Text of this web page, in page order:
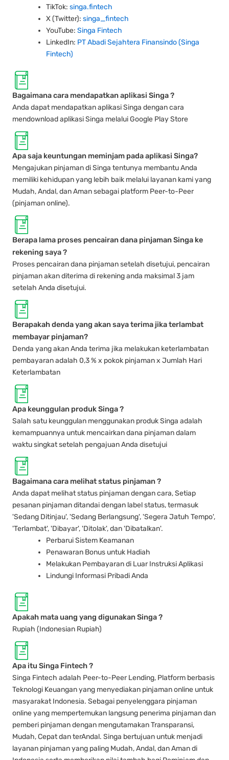
TikTok: singa.fintech
X (Twitter): singa_fintech
YouTube: Singa Fintech
LinkedIn: PT Abadi Sejahtera Finansindo (Singa
Fintech)
Bagaimana cara mendapatkan aplikasi Singa ?
Anda dapat mendapatkan aplikasi Singa dengan cara
mendownload aplikasi Singa melalui Google Play Store
Apa saja keuntungan meminjam pada aplikasi Singa?
Mengajukan pinjaman di Singa tentunya membantu Anda
memiliki kehidupan yang lebih baik melalui layanan kami yang
Mudah, Andal, dan Aman sebagai platform Peer-to-Peer
(pinjaman online).
Berapa lama proses pencairan dana pinjaman Singa ke
rekening saya ?
Proses pencairan dana pinjaman setelah disetujui, pencairan
pinjaman akan diterima di rekening anda maksimal 3 jam
setelah Anda disetujui.
Berapakah denda yang akan saya terima jika terlambat
membayar pinjaman?
Denda yang akan Anda terima jika melakukan keterlambatan
pembayaran adalah 0,3 % x pokok pinjaman x Jumlah Hari
Keterlambatan
Apa keunggulan produk Singa ?
Salah satu keunggulan menggunakan produk Singa adalah
kemampuannya untuk mencairkan dana pinjaman dalam
waktu singkat setelah pengajuan Anda disetujui
Bagaimana cara melihat status pinjaman ?
Anda dapat melihat status pinjaman dengan cara, Setiap
pesanan pinjaman ditandai dengan label status, termasuk
'Sedang Ditinjau', 'Sedang Berlangsung', 'Segera Jatuh Tempo',
'Terlambat', 'Dibayar', 'Ditolak', dan 'Dibatalkan'.
Perbarui Sistem Keamanan
Penawaran Bonus untuk Hadiah
Melakukan Pembayaran di Luar Instruksi Aplikasi
Lindungi Informasi Pribadi Anda
Apakah mata uang yang digunakan Singa ?
Rupiah (Indonesian Rupiah)
Apa itu Singa Fintech ?
Singa Fintech adalah Peer-to-Peer Lending, Platform berbasis
Teknologi Keuangan yang menyediakan pinjaman online untuk
masyarakat Indonesia. Sebagai penyelenggara pinjaman
online yang mempertemukan langsung penerima pinjaman dan
pemberi pinjaman dengan mengutamakan Transparansi,
Mudah, Cepat dan terAndal. Singa bertujuan untuk menjadi
layanan pinjaman yang paling Mudah, Andal, dan Aman di